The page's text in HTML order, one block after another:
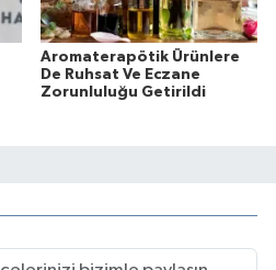
Aromaterapötik Ürünlere
De Ruhsat Ve Eczane
Zorunluluğu Getirildi